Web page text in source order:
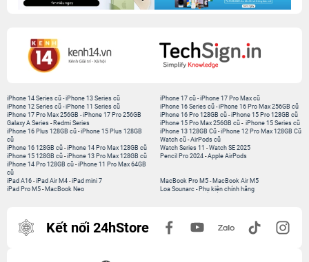
iPhone 14 Series cũ -iPhone 13 Series cũ
iPhone 12 Series cũ -iPhone 11 Series cũ
iPhone 17 Pro Max 256GB -iPhone 17 Pro 256GB
Galaxy A Series - Redmi Series
iPhone 17 cũ-iPhone 17 Pro Max cũ
iPhone 16 Series cũ- iPhone 16 Pro Max 256GB cũ
iPhone 16 Pro 128GB cũ-iPhone 15 Pro 128GB cũ
iPhone 15 Pro Max 256GB cũ- iPhone 15 Series cũ
iPhone 16 Plus 128GB cũ -iPhone 15 Plus 128GB
cũ
iPhone 16 128GB cũ -iPhone 14 Pro Max 128GB cũ
iPhone 15 128GB cũ -iPhone 13 Pro Max 128GB cũ
iPhone 14 Pro 128GB cũ -iPhone 11 Pro Max 64GB
cũ
iPhone 13 128GB Cũ-iPhone 12 Pro Max 128GB Cũ
Watch cũ-AirPods cũ
Watch Series 11 -Watch SE 2025
Pencil Pro 2024-Apple AirPods
iPad A16 -iPad Air M4 -iPad mini 7
iPad Pro M5 - MacBook Neo
MacBook Pro M5- MacBook Air M5
Loa Sounarc- Phụ kiện chính hãng
Kết nối 24hStore